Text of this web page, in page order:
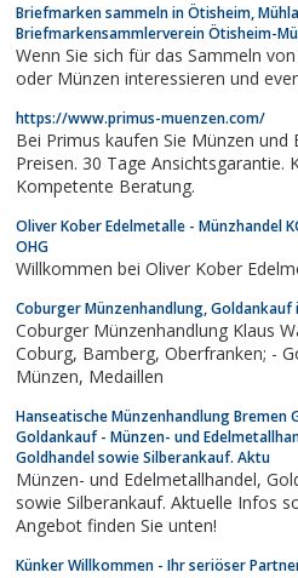
Briefmarken sammeln in Ötisheim,
Briefmarkensammlerverein Ötisheim-
Wenn Sie sich für das Sammeln von
oder Münzen interessieren und
https://www.primus-muenzen.com/
Bei Primus kaufen Sie Münzen
Preisen. 30 Tage Ansichtsgarantie.
Kompetente Beratung.
Oliver Kober Edelmetalle - Münzhandel
OHG
Willkommen bei Oliver Kober
Coburger Münzenhandlung, Goldankauf
Coburger Münzenhandlung Klaus
Coburg, Bamberg, Oberfranken; - Gold, Silber, Edelmetalle,
Münzen, Medaillen
Hanseatische Münzenhandlung Bremen
Goldankauf - Münzen- und
Goldhandel sowie Silberankauf. Aktu
Münzen- und Edelmetallhandel, Goldankauf und Goldhandel
sowie Silberankauf. Aktuelle Infos
Angebot finden Sie unten!
Künker Willkommen - Ihr seriöser